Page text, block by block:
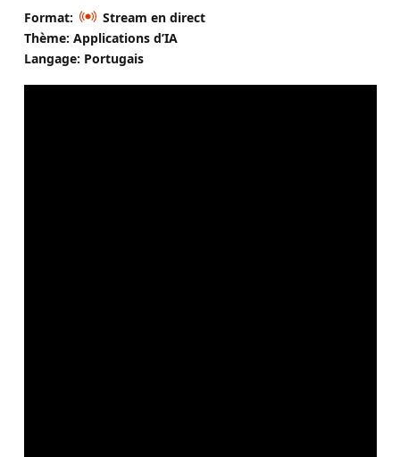
Format:
Stream en direct
Thème: Applications d’IA
Langage: Portugais